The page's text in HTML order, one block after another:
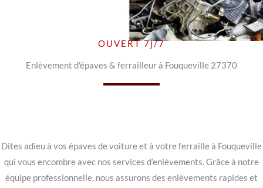
OUVERT 7j/7
Enlèvement d'épaves & ferrailleur à Fouqueville 27370
Dites adieu à vos épaves de voiture et à votre ferraille à Fouqueville
qui vous encombre avec nos services d’enlèvements. Grâce à notre
équipe professionnelle, nous assurons des enlèvements rapides et